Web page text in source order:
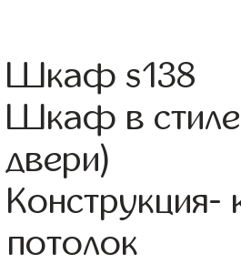
Шкаф s138
Шкаф в стиле
двери)
потолок